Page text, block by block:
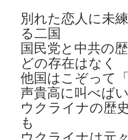
別れた恋人に未
る二国
国民党と中共の
どの存在はなく
他国はこぞって
声貴高に叫べば
ウクライナの歴
も